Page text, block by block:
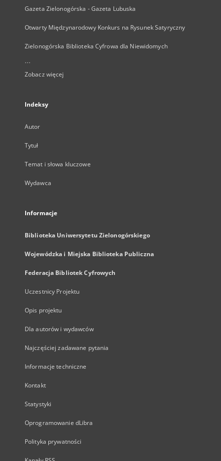
Gazeta Zielonogórska - Gazeta Lubuska
Otwarty Międzynarodowy Konkurs na Rysunek Satyryczny
Zielonogórska Biblioteka Cyfrowa dla Niewidomych
...
Zobacz więcej
Indeksy
Autor
Tytuł
Temat i słowa kluczowe
Wydawca
Informacje
Biblioteka Uniwersytetu Zielonogórskiego
Wojewódzka i Miejska Biblioteka Publiczna
Federacja Bibliotek Cyfrowych
Uczestnicy Projektu
Opis projektu
Dla autorów i wydawców
Najczęściej zadawane pytania
Informacje techniczne
Kontakt
Statystyki
Oprogramowanie dLibra
Polityka prywatności